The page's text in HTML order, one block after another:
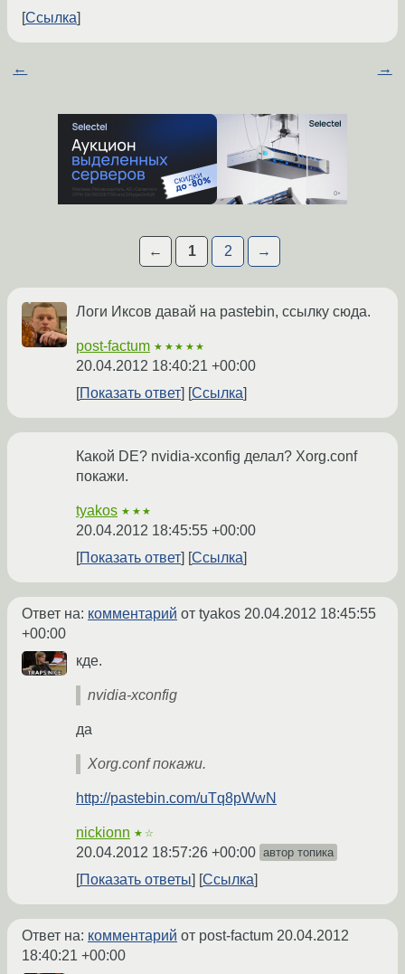
Ссылка
← →
← 1 2 →
Логи Иксов давай на pastebin, ссылку сюда.
post-factum ★★★★★
20.04.2012 18:40:21 +00:00
Показать ответ
Ссылка
Какой DE? nvidia-xconfig делал? Xorg.conf
покажи.
tyakos ★★★
20.04.2012 18:45:55 +00:00
Показать ответ
Ссылка
Ответ на: комментарий от tyakos 20.04.2012 18:45:55
+00:00
кде.
nvidia-xconfig
да
Xorg.conf покажи.
http://pastebin.com/uTq8pWwN
nickionn ★☆
20.04.2012 18:57:26 +00:00 автор топика
Показать ответы Ссылка
Ответ на: комментарий от post-factum 20.04.2012
18:40:21 +00:00